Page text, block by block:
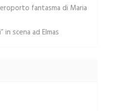
fantasma di Maria
in scena ad Elmas